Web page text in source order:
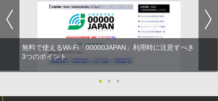
無料で使えるWi-Fi「00000JAPAN」利用時に注意すべき
3つのポイント
● ● ●